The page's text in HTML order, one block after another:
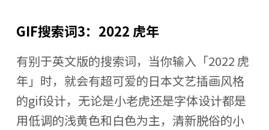
GIF搜索词3：2022 虎年
有别于英文版的搜索词，当你输入「2022 虎
年」时，就会有超可爱的日本文艺插画风格
的gif设计，无论是小老虎还是字体设计都是
用低调的浅黄色和白色为主，清新脱俗的小